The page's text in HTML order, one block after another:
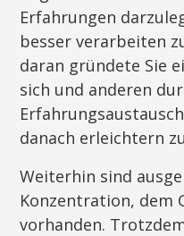
Erfahrungen
besser verarbeiten
daran gründete Sie
sich und anderen
danach erleichtern
Weiterhin sind
Konzentration, dem
vorhanden.